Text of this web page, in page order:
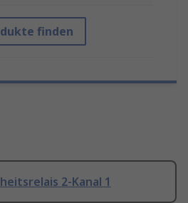
finden
2-Kanal 1